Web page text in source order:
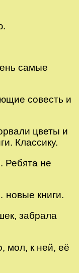
самые
совесть и
цветы и
Классику.
Ребята не
новые книги.
забрала
мол, к ней, её